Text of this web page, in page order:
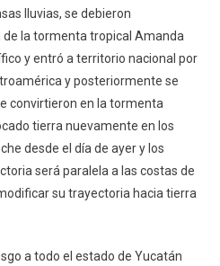
lluvias, se debieron
la tormenta tropical Amanda
y entró a territorio nacional por
y posteriormente se
convirtieron en la tormenta
tierra nuevamente en los
desde el día de ayer y los
será paralela a las costas de
su trayectoria hacia tierra
a todo el estado de Yucatán